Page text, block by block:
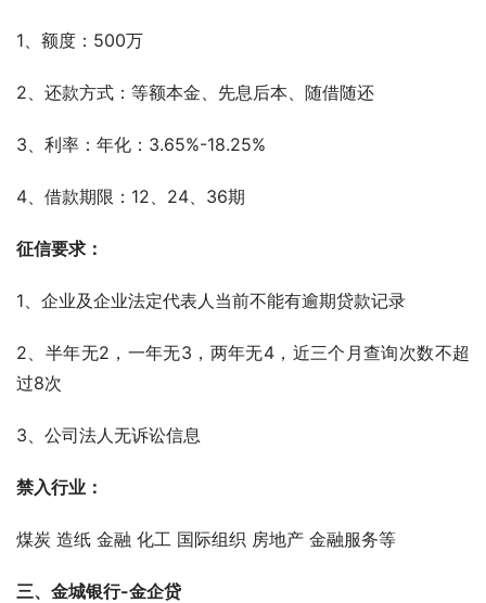
1、额度：500万
2、还款方式：等额本金、先息后本、随借随还
3、利率：年化：3.65%-18.25%
4、借款期限：12、24、36期
征信要求：
1、企业及企业法定代表人当前不能有逾期贷款记录
2、半年无2，一年无3，两年无4，近三个月查询次数不超
过8次
3、公司法人无诉讼信息
禁入行业：
煤炭 造纸 金融 化工 国际组织 房地产 金融服务等
三、金城银行-金企贷